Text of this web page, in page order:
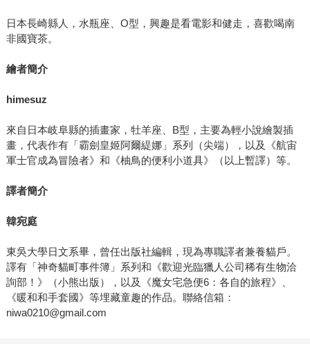
日本長崎縣人，水瓶座、O型，興趣是看電影和健走，喜歡喝南
非國寶茶。
繪者簡介
himesuz
來自日本岐阜縣的插畫家，牡羊座、B型，主要為輕小說繪製插
畫，代表作有「霸劍皇姬阿爾緹娜」系列（尖端），以及《航宙
軍士官成為冒險者》和《柚鳥的便利小道具》（以上暫譯）等。
譯者簡介
韓宛庭
東吳大學日文系畢，曾任出版社編輯，現為專職譯者兼養貓戶。
譯有「神奇貓町事件簿」系列和《歡迎光臨獵人公司稀有生物洽
詢部！》（小熊出版），以及《魔女宅急便6：各自的旅程》、
《暖和和手套國》等埋藏童趣的作品。聯絡信箱：
niwa0210@gmail.com